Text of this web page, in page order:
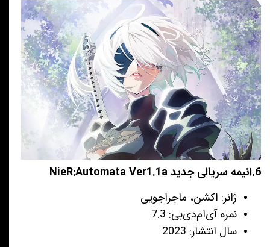
6.انیمه سریالی جدید NieR:Automata Ver1.1a
ژانر: اکشن، ماجراجویی
نمره آی‌ام‌دی‌بی: 7.3
سال انتشار: 2023